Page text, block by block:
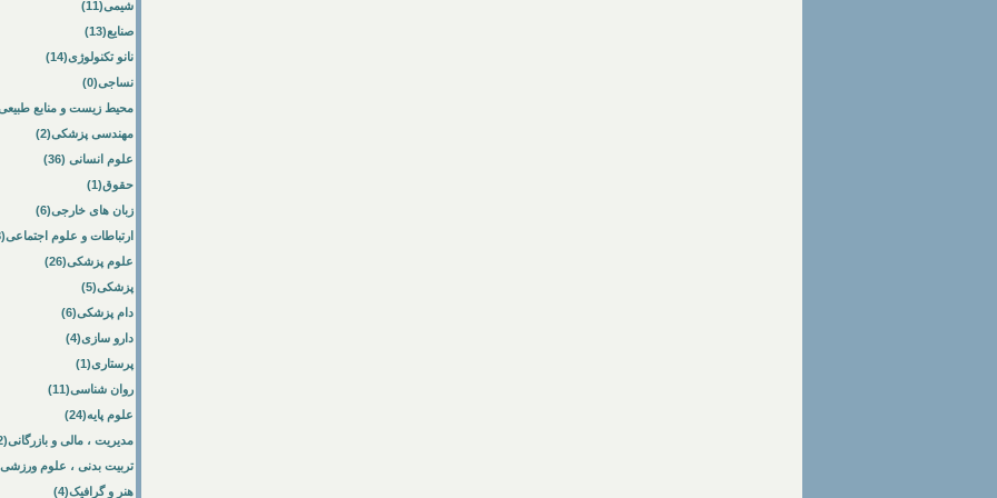
شیمی(11)
صنایع(13)
نانو تکنولوژی(14)
نساجی(0)
محیط زیست و منابع
مهندسی پزشکی(2)
علوم انسانی (36)
حقوق(1)
زبان های خارجی(6)
ارتباطات و علوم اجتماعی(8)
علوم پزشکی(26)
پزشکی(5)
دام پزشکی(6)
دارو سازی(4)
پرستاری(1)
روان شناسی(11)
علوم پایه(24)
مدیریت ، مالی و بازرگانی(52)
تربیت بدنی ، علوم
هنر و گرافیک(4)